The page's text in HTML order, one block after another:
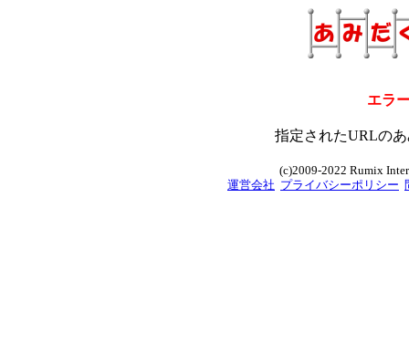
エラ
指定されたURLの
(c)2009-2022 Rumix
運営会社 プライバシーポリシー